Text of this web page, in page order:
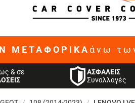
ΜΕΤΑΦΟΡΙΚΑ άνω
& σε
ΑΣΦΑΛΕΙΣ
Συναλλαγές